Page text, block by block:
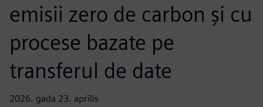
emisii zero de carbon și cu
procese bazate pe
transferul de date
2026. gada 23. aprīlis